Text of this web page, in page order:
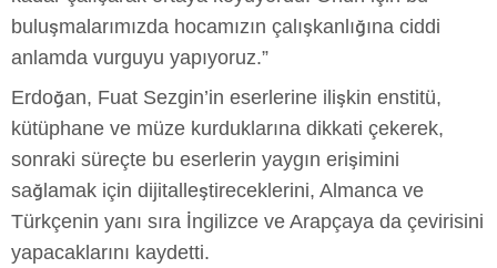
buluşmalarımızda hocamızın çalışkanlığına ciddi
anlamda vurguyu yapıyoruz.”
Erdoğan, Fuat Sezgin’in eserlerine ilişkin enstitü,
kütüphane ve müze kurduklarına dikkati çekerek,
sonraki süreçte bu eserlerin yaygın erişimini
sağlamak için dijitalleştireceklerini, Almanca ve
Türkçenin yanı sıra İngilizce ve Arapçaya da çevirisini
yapacaklarını kaydetti.